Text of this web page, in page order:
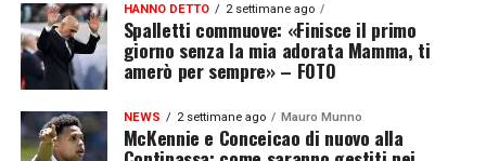
HANNO DETTO 2 settimane ago
Spalletti commuove: «Finisce il primo
giorno senza la mia adorata Mamma, ti
amerò per sempre» – FOTO
NEWS 2 settimane ago Mauro Munno
McKennie e Conceicao di nuovo alla